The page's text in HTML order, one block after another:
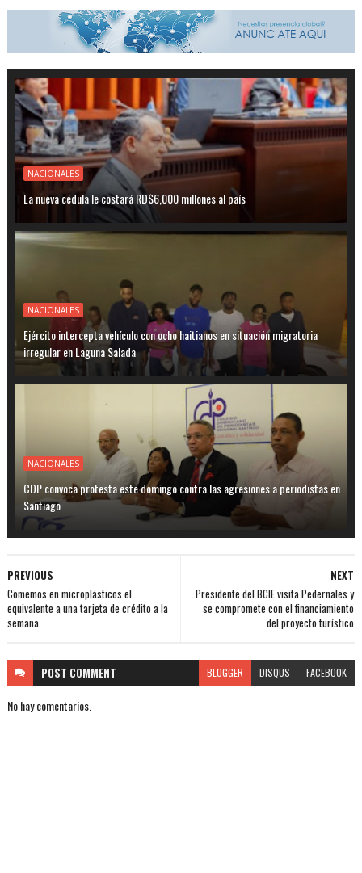
NACIONALES
La nueva cédula le costará RD$6,000 millones al país
NACIONALES
Ejército intercepta vehículo con ocho haitianos en situación migratoria
irregular en Laguna Salada
NACIONALES
CDP convoca protesta este domingo contra las agresiones a periodistas en
Santiago
NEXT
Presidente del BCIE visita Pedernales y
se compromete con el financiamiento
del proyecto turístico
PREVIOUS
Comemos en microplásticos el
equivalente a una tarjeta de crédito a la
semana
POST COMMENT BLOGGER DISQUS FACEBOOK
No hay comentarios.